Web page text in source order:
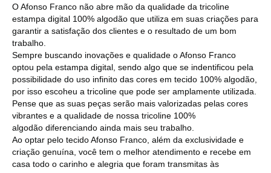
O Afonso Franco não abre mão da qualidade da tricoline
estampa digital 100% algodão que utiliza em suas criações para
garantir a satisfação dos clientes e o resultado de um bom
trabalho.
Sempre buscando inovações e qualidade o Afonso Franco
optou pela estampa digital, sendo algo que se indentificou pela
possibilidade do uso infinito das cores em tecido 100% algodão,
por isso escoheu a tricoline que pode ser amplamente utilizada.
Pense que as suas peças serão mais valorizadas pelas cores
vibrantes e a qualidade de nossa tricoline 100%
algodão diferenciando ainda mais seu trabalho.
Ao optar pelo tecido Afonso Franco, além da exclusividade e
criação genuína, você tem o melhor atendimento e recebe em
casa todo o carinho e alegria que foram transmitas às